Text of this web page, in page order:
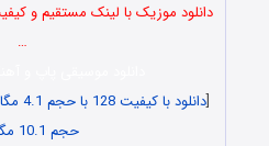
دانلود موزیک با لینک مستقیم و
…
[دانلود با کیفیت 128 با حجم 4.1 مگابایت
حجم 10.1 مگابایت